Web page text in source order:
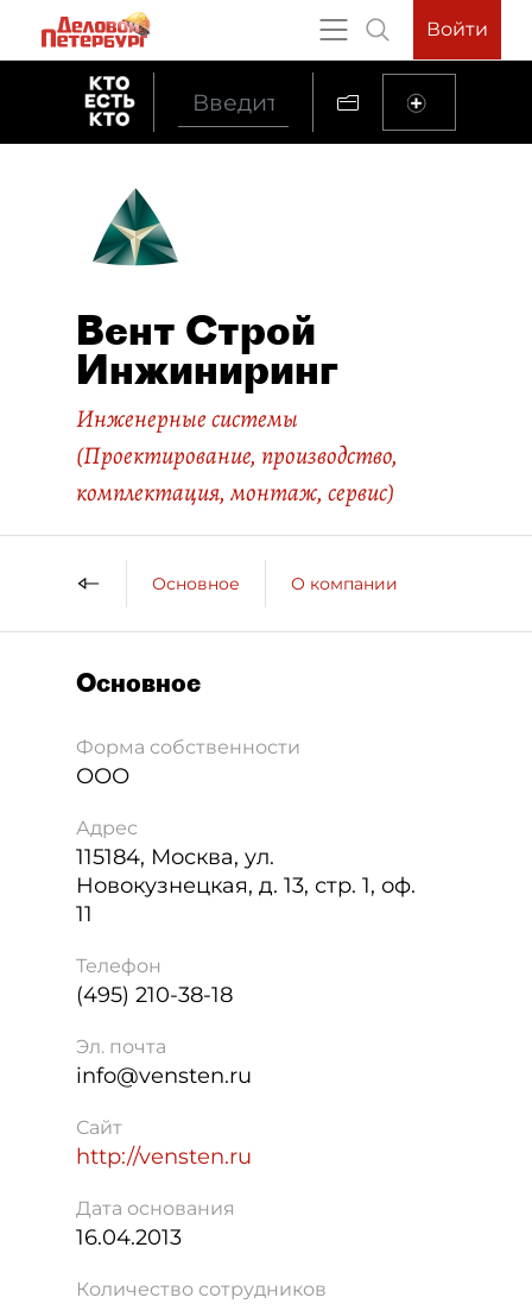
Войти
Вент Строй
Инжиниринг
Инженерные системы
(Проектирование, производство,
комплектация, монтаж, сервис)
Основное О компании
Основное
Форма собственности
ООО
Адрес
115184, Москва, ул.
Новокузнецкая, д. 13, стр. 1, оф.
11
Телефон
(495) 210-38-18
Эл. почта
info@vensten.ru
Сайт
http://vensten.ru
Дата основания
16.04.2013
Количество сотрудников